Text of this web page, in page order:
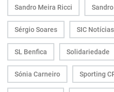
Sandro Meira Ricci
Sérgio Soares SIC Notícias
SL Benfica Solidariedade
Sónia Carneiro Sporting